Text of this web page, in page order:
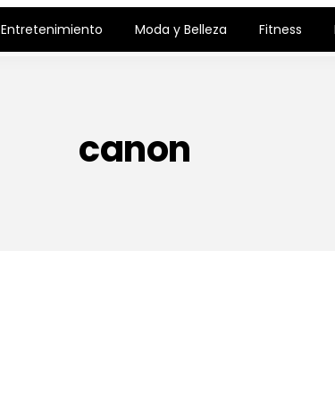
Entretenimiento Moda y Belleza Fitness
canon